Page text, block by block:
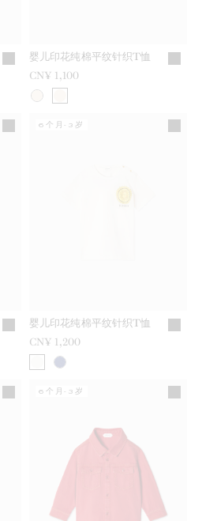
婴儿印花纯棉平纹针织T恤
CN¥ 1,100
婴儿印花纯棉平纹针织T恤
CN¥ 1,200
6个月-3岁
6个月-3岁